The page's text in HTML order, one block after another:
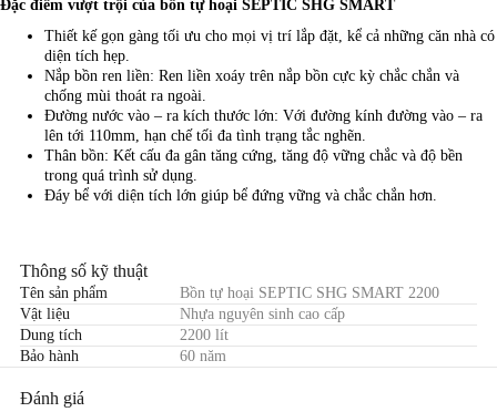
Đặc điểm vượt trội của bồn tự hoại SEPTIC SHG SMART
Thiết kế gọn gàng tối ưu cho mọi vị trí lắp đặt, kể cả những căn nhà có
diện tích hẹp.
Nắp bồn ren liền: Ren liền xoáy trên nắp bồn cực kỳ chắc chắn và
chống mùi thoát ra ngoài.
Đường nước vào – ra kích thước lớn: Với đường kính đường vào – ra
lên tới 110mm, hạn chế tối đa tình trạng tắc nghẽn.
Thân bồn: Kết cấu đa gân tăng cứng, tăng độ vững chắc và độ bền
trong quá trình sử dụng.
Đáy bể với diện tích lớn giúp bể đứng vững và chắc chắn hơn.
Thông số kỹ thuật
Tên sản phẩm
Bồn tự hoại SEPTIC SHG SMART 2200
Vật liệu
Nhựa nguyên sinh cao cấp
Dung tích
2200 lít
Bảo hành
60 năm
Đánh giá